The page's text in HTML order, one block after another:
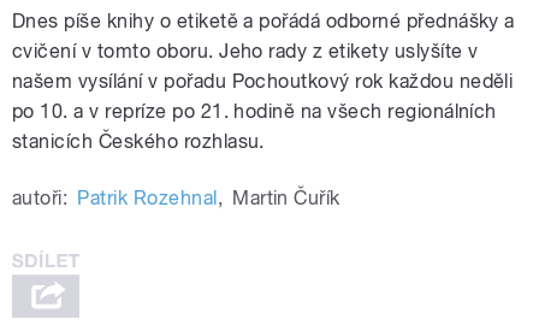
Dnes píše knihy o etiketě a pořádá odborné přednášky a
cvičení v tomto oboru. Jeho rady z etikety uslyšíte v
našem vysílání v pořadu Pochoutkový rok každou neděli
po 10. a v repríze po 21. hodině na všech regionálních
stanicích Českého rozhlasu.
autoři: Patrik Rozehnal, Martin Čuřík